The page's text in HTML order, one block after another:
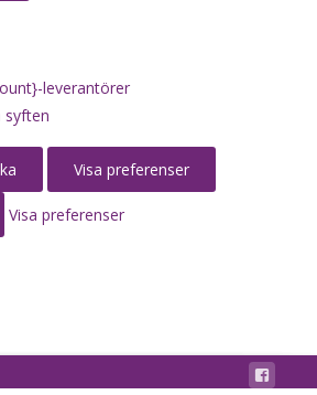
leverantörer
syften
Visa preferenser
Visa preferenser